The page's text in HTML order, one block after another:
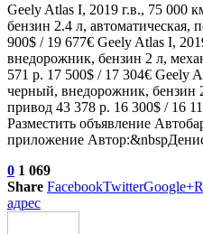
Geely Atlas I, 2019 г.в., 75 000
бензин 2.4 л, автоматическая,
900$ / 19 677€ Geely Atlas I,
внедорожник, бензин 2 л,
571 р. 17 500$ / 17 304€ Geely
черный, внедорожник, бензин
привод 43 378 р. 16 300$ / 16
Разместить объявление
приложение
0 1 069
Share FacebookTwitterGoogle+
адрес